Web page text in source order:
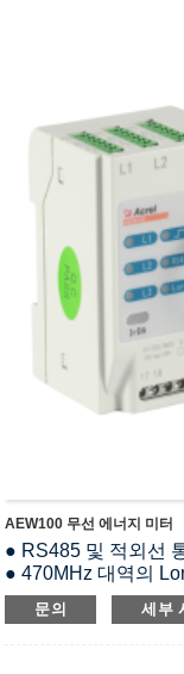
● 표준 및 인증: CE;
AEW100 무선 에너지 미터
● RS485 및 적외선
● 470MHz 대역의
● 정격 I: 1.5(6)A,
● 정격 U: 3×220/
문의 세부